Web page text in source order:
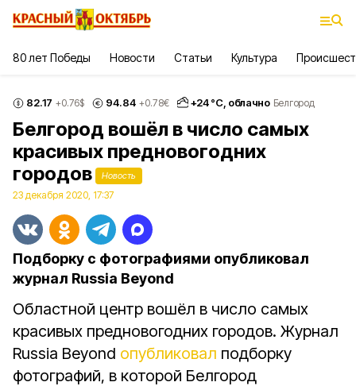
80 лет Победы Новости Статьи Культура
82.17 +0.76$ 94.84 +0.78€ +24°С, облачно Белгород
Белгород вошёл в число самых
красивых предновогодних
городов
Новость
23 декабря 2020, 17:37
Подборку с фотографиями опубликовал
журнал Russia Beyond
Областной центр вошёл в число самых
красивых предновогодних городов. Журнал
Russia Beyond опубликовал подборку
фотографий, в которой Белгород